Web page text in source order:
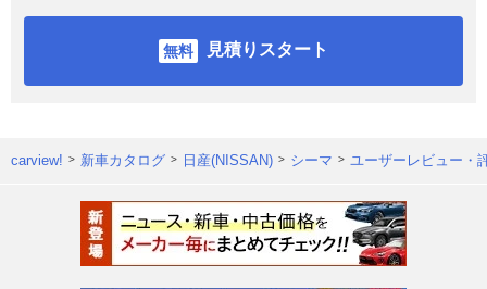
見積りスタート
carview! 新車カタログ 日産(NISSAN) シーマ ユーザーレビュー・